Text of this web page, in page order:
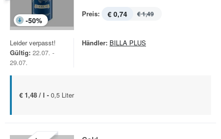
-50%
Preis: € 0,74 € 1,49
Leider verpasst!
Gültig: 22.07. -
29.07.
Händler: BILLA PLUS
€ 1,48 / l - 0,5 Liter